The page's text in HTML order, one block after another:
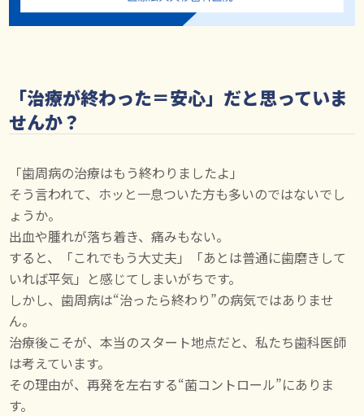
「治療が終わった＝安心」だと思っていま
せんか？
「歯周病の治療はもう終わりましたよ」
そう言われて、ホッと一息ついた方も多いのではないでし
ょうか。
出血や腫れが落ち着き、痛みもない。
すると、「これでもう大丈夫」「あとは普通に歯磨きして
いれば平気」と感じてしまいがちです。
しかし、歯周病は“治ったら終わり”の病気ではありませ
ん。
治療後こそが、本当のスタート地点だと、私たち歯科医師
は考えています。
その理由が、再発を左右する“菌コントロール”にありま
す。